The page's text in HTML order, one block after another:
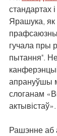
стандартах
Ярашука, як
гучала пры
пытання".
апрануўшы
слоганам
актывістаў».
Рашэнне аб